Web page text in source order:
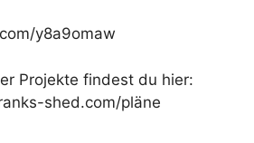
y8a9omaw
Projekte findest du hier:
shed.com/pläne